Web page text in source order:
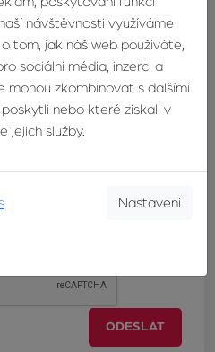
ODESLAT
návštěvnosti využíváme
tom, jak náš web používáte,
sociální média, inzerci a
mohou zkombinovat s dalšími
nebo které získali v
jejich služby.
Nastavení